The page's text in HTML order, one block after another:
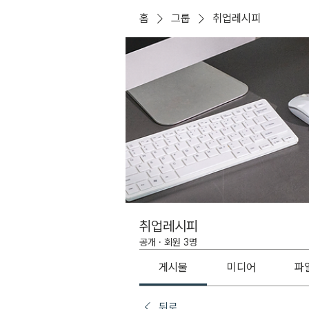
홈 그룹 취업레시피
취업레시피
공개 · 회원 3명
게시물 미디어 파